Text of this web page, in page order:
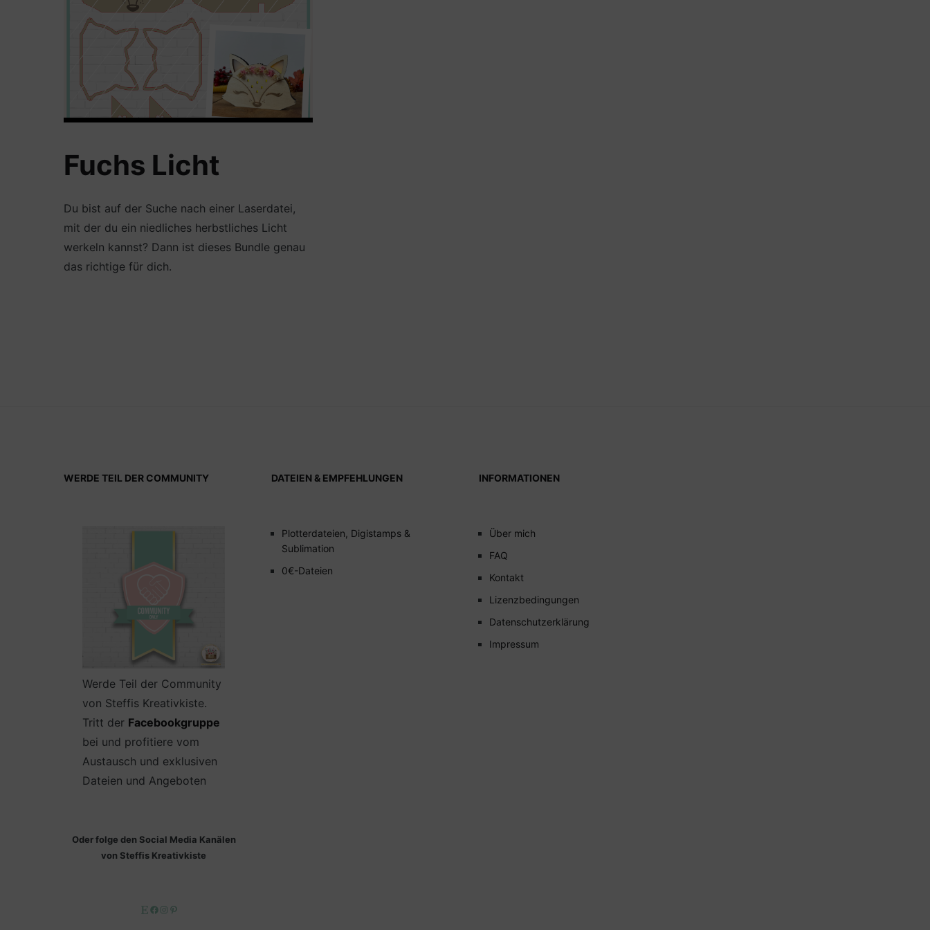
Fuchs Licht
Du bist auf der Suche nach einer Laserdatei,
mit der du ein niedliches herbstliches Licht
werkeln kannst? Dann ist dieses Bundle genau
das richtige für dich.
WERDE TEIL DER COMMUNITY
Werde Teil der Community
von Steffis Kreativkiste.
Tritt der Facebookgruppe
bei und profitiere vom
Austausch und exklusiven
Dateien und Angeboten
Oder folge den Social Media Kanälen
von Steffis Kreativkiste
EtsyFacebook
Instagram
DATEIEN & EMPFEHLUNGEN
Plotterdateien, Digistamps &
Sublimation
0€-Dateien
INFORMATIONEN
Über mich
FAQ
Kontakt
Lizenzbedingungen
Datenschutzerklärung
Impressum